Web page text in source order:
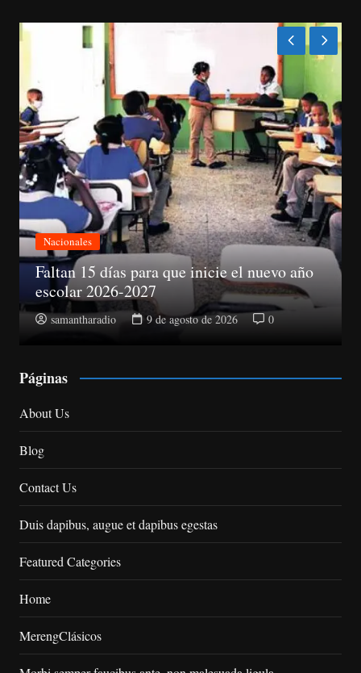
Nacionales
Abinader electo presidente del PRM
samantharadio 9 de agosto de 2026
Páginas
About Us
Blog
Contact Us
Duis dapibus, augue et dapibus egestas
Featured Categories
Home
MerengClásicos